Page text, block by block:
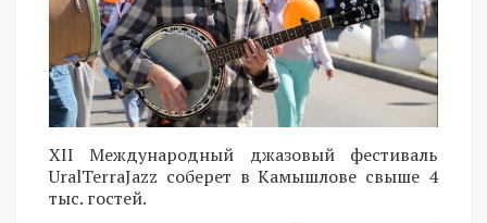
XII Международный джазовый фестиваль
UralTerraJazz соберет в Камышлове свыше 4
тыс. гостей.